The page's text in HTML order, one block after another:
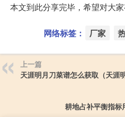
本文到此分享完毕，希望对大家
网络标签： 厂家
上一篇
天涯明月刀菜谱怎么获取（天涯
耕地占补平衡指标